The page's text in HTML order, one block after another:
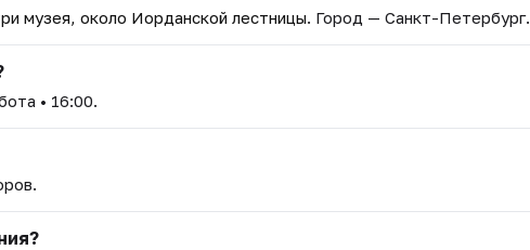
музея, около Иорданской лестницы. Город — Санкт-Петербург.
• 16:00.